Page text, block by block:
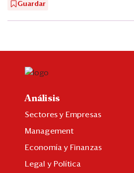
Guardar
Análisis
Sectores y Empresas
Management
Economía y Finanzas
Legal y Política